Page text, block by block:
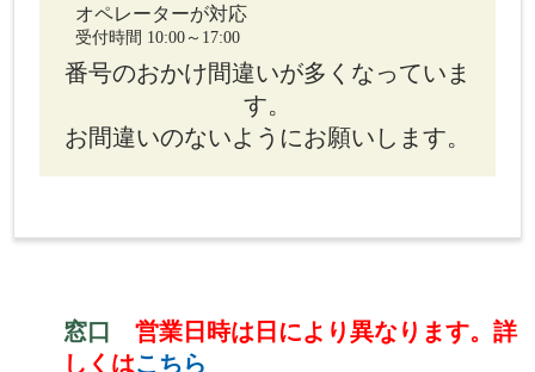
オペレーターが対応
受付時間 10:00～17:00
番号のおかけ間違いが多くなっていま
す。
お間違いのないようにお願いします。
窓口営業日時は日により異なります。詳
しくはこちら